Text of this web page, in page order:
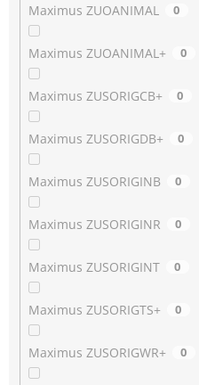
Maximus ZUOANIMAL 0
Maximus ZUOANIMAL+ 0
Maximus ZUSORIGCB+ 0
Maximus ZUSORIGDB+ 0
Maximus ZUSORIGINB 0
Maximus ZUSORIGINR 0
Maximus ZUSORIGINT 0
Maximus ZUSORIGTS+ 0
Maximus ZUSORIGWR+ 0